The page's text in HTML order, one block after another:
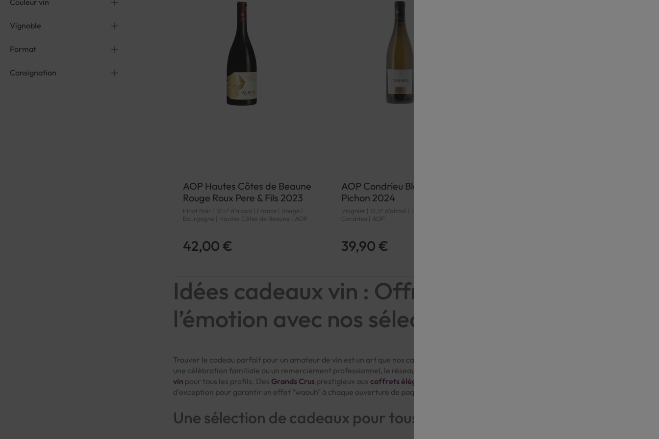
AOP Hautes Côtes de Beaune
Rouge Roux Pere & Fils 2023
Pinot Noir | 12.5° d'alcool | France | Rouge |
Bourgogne | Hautes Côtes de Beaune | AOP
42,00 €
AOP Condrieu Blanc Domaine
Pichon 2024
Viognier | 13.5° d'alcool | France | Blanc | Rhône |
Condrieu | AOP
39,90 €
Page
Idées cadeaux vin : Offrez l’excellence et
l’émotion avec nos sélections
Trouver le cadeau parfait pour un amateur de vin est un art que nos cavistes maîtrisent avec passion. Que ce soit pour un anniversaire,
une célébration familiale ou un remerciement professionnel, le réseau
vin pour tous les profils. Des Grands Crusprestigieux aux coffrets élégants
d'exception pour garantir un effet "waouh" à chaque ouverture de paquet.
Une sélection de cadeaux pour tous les budgets
Couleur vin
Vignoble
Format
Consignation